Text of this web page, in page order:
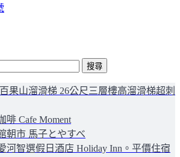
果山溜滑梯 26公尺三層樓高溜滑梯超刺
啡 Cafe Moment
朝市 馬子とやすべ
河智選假日酒店 Holiday Inn。平價住宿